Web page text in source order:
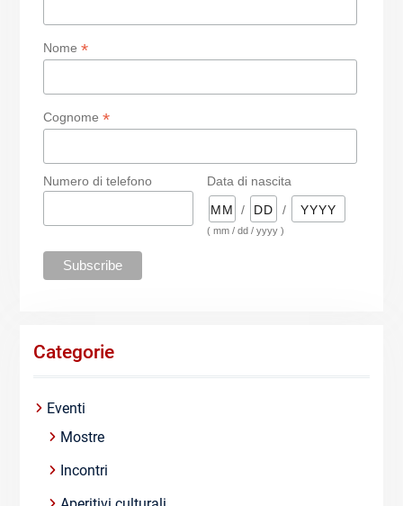
Nome *
Cognome *
Numero di telefono
Data di nascita
/
/
( mm / dd / yyyy )
Categorie
Eventi
Mostre
Incontri